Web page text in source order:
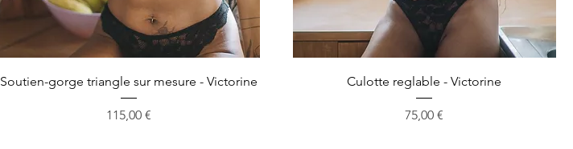
Soutien-gorge triangle sur mesure - Victorine
Prix
115,00 €
Culotte reglable - Victorine
Prix
75,00 €